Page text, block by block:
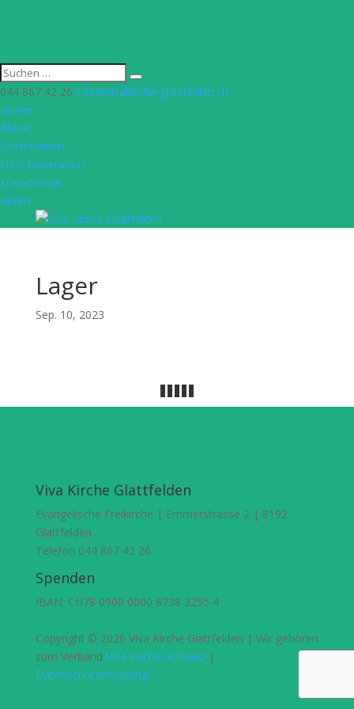
044 867 42 26 info@vivakirche-glattfelden.ch
Home
About
Gottesdienst
Next Generation
Erwachsene
Intern
Lager
Sep. 10, 2023
Viva Kirche Glattfelden
Evangelische Freikirche | Emmerstrasse 2 | 8192
Glattfelden
Telefon 044 867 42 26
Spenden
IBAN: CH78 0900 0000 8738 3255 4
Copyright © 2026 Viva Kirche Glattfelden | Wir gehören
zum Verband Viva Kirche Schweiz|
Datenschutzerklärung